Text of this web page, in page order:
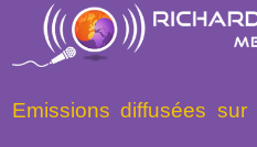
Emissions diffusées